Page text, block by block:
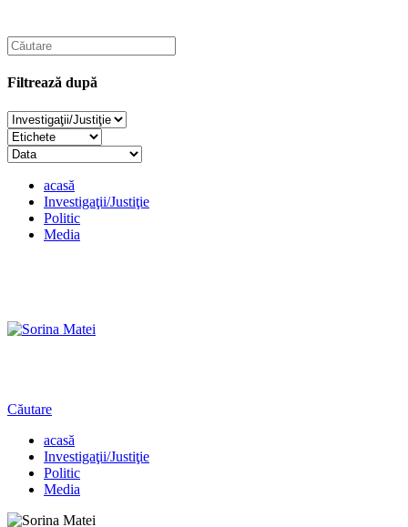
Filtrează după
acasă
Investigaţii/Justiţie
Politic
Media
Căutare
acasă
Investigaţii/Justiţie
Politic
Media